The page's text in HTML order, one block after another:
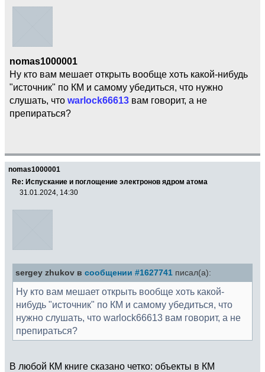
nomas1000001
Ну кто вам мешает открыть вообще хоть какой-нибудь
"источник" по КМ и самому убедиться, что нужно
слушать, что warlock66613 вам говорит, а не
препираться?
nomas1000001
Re: Испускание и поглощение электронов ядром атома
31.01.2024, 14:30
sergey zhukov в сообщении #1627741 писал(а):
Ну кто вам мешает открыть вообще хоть какой-
нибудь "источник" по КМ и самому убедиться, что
нужно слушать, что warlock66613 вам говорит, а не
препираться?
В любой КМ книге сказано четко: объекты в КМ